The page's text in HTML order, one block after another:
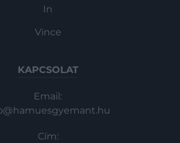
In
Vince
KAPCSOLAT
Email:
Cím: